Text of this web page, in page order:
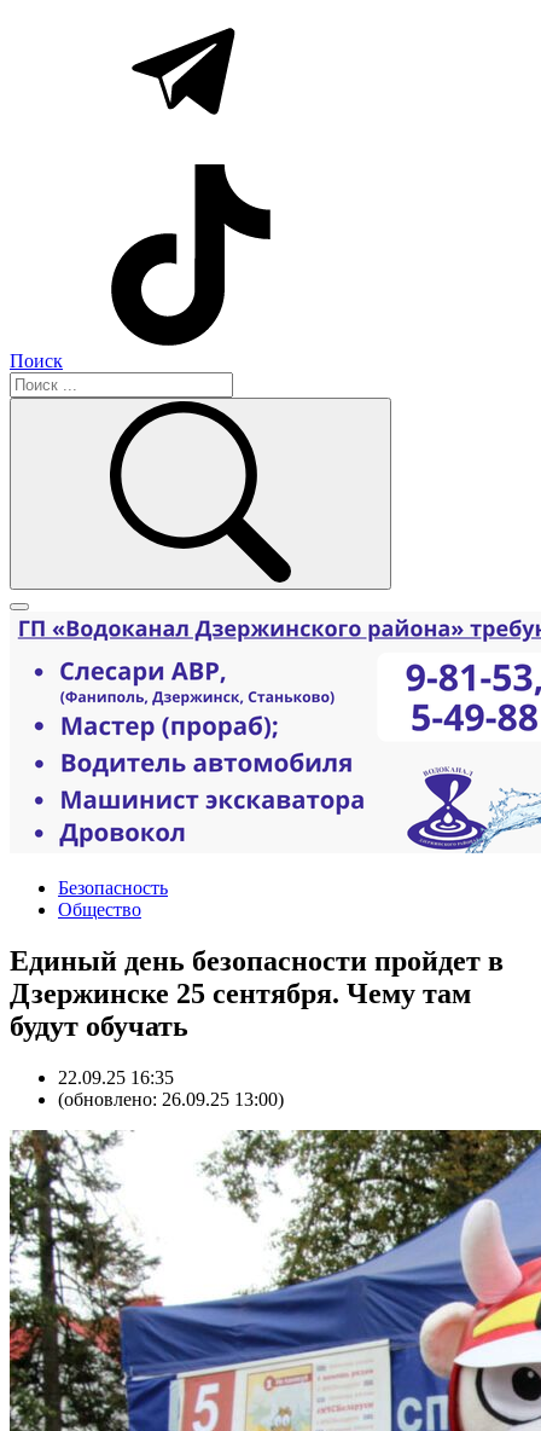
Поиск
Безопасность
Общество
Единый день безопасности пройдет в
Дзержинске 25 сентября. Чему там
будут обучать
22.09.25 16:35
(обновлено: 26.09.25 13:00)